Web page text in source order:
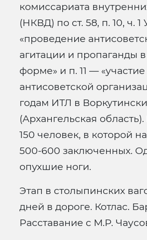
комиссариата
(НКВД) по ст. 58, п. 10, ч. 1
«проведение
агитации и пропаганды
форме» и п. 11 — «участие
антисоветской
годам ИТЛ в
(Архангельская
150 человек, в которой
500-600 заключенных.
опухшие ноги.
Этап в столыпинских
дней в дороге. Котлас.
Расставание с М.Р.